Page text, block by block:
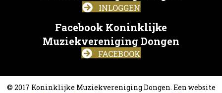
INLOGGEN
Facebook Koninklijke
Muziekvereniging Dongen
FACEBOOK
© 2017 Koninklijke Muziekvereniging Dongen. Een website